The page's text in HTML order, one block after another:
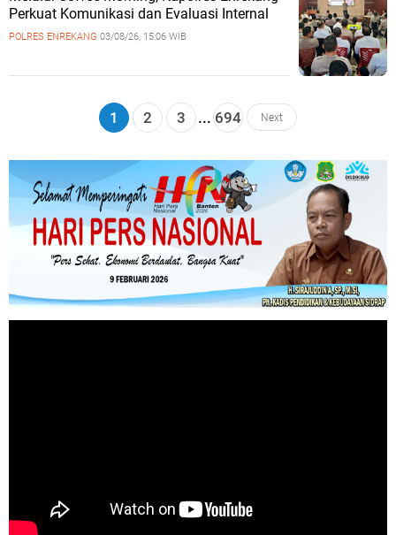
Perkuat Komunikasi dan Evaluasi Internal
POLRES ENREKANG 03/08/26, 15:06 WIB
1 2 3 ... 694 Next